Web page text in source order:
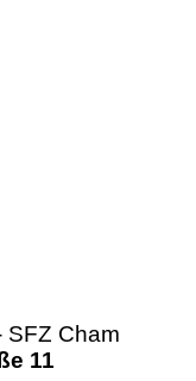
SFZ Cham
11